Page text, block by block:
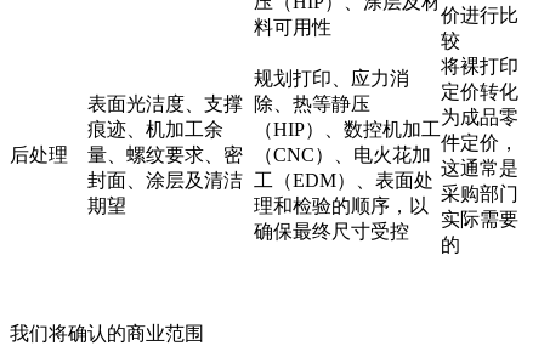
料可用性
价进行比
较
后处理
表面光洁度、支撑
痕迹、机加工余
量、螺纹要求、密
封面、涂层及清洁
期望
规划打印、应力消
除、热等静压
（HIP）、数控机加工
（CNC）、电火花加
工（EDM）、表面处
理和检验的顺序，以
确保最终尺寸受控
将裸打印
定价转化
为成品零
件定价，
这通常是
采购部门
实际需要
的
我们将确认的商业范围